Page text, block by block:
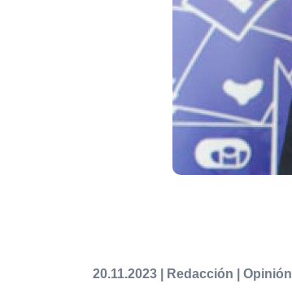
20.11.2023 | Redacción | Opinión